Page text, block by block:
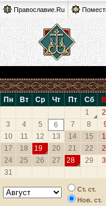
Православие.Ru
Пн Вт Ср Чт Пт Сб
1
2
3
4 5 6 7 8
10
11 12 13 14 15
17
18 19 20 21 22
24
25 26 27 28 29
31
Ст. ст.
Нов. ст.